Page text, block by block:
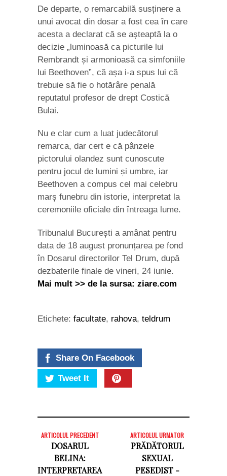
De departe, o remarcabilă susținere a
unui avocat din dosar a fost cea în care
acesta a declarat că se așteaptă la o
decizie „luminoasă ca picturile lui
Rembrandt și armonioasă ca simfoniile
lui Beethoven”, că așa i-a spus lui că
trebuie să fie o hotărâre penală
reputatul profesor de drept Costică
Bulai.
Nu e clar cum a luat judecătorul
remarca, dar cert e că pânzele
pictorului olandez sunt cunoscute
pentru jocul de lumini și umbre, iar
Beethoven a compus cel mai celebru
marș funebru din istorie, interpretat la
ceremoniile oficiale din întreaga lume.
Tribunalul București a amânat pentru
data de 18 august pronunțarea pe fond
în Dosarul directorilor Tel Drum, după
dezbaterile finale de vineri, 24 iunie.
Mai mult >> de la sursa: ziare.com
Etichete: facultate, rahova, teldrum
Share On Facebook
Tweet It
ARTICOLUL PRECEDENT
DOSARUL
BELINA:
INTERPRETAREA
ARTICOLUL URMATOR
PRĂDĂTORUL
SEXUAL
PESEDIST -